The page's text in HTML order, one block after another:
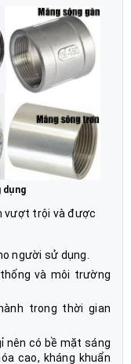
dụng
vượt trội và được
người sử dụng.
và môi trường
trong thời gian
nên có bề mặt sáng
cao, kháng khuẩn